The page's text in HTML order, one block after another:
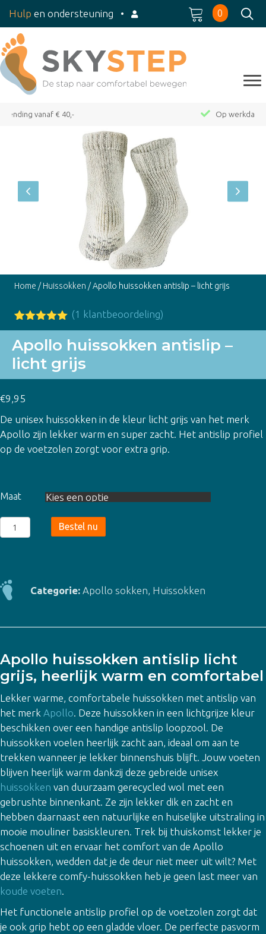
Hulp en ondersteuning • 0
Op werkdagen voor 15:00 besteld, dezelfde dag
Home / Huissokken / Apollo huissokken antislip – licht grijs
Gewaardeer
d
op
5
gebaseerd
op
1
klant
waardering
(1 klantbeoordeling)
Apollo huissokken antislip –
licht grijs
€9,95
De unisex huissokken in de kleur licht grijs van het merk
Apollo zijn lekker warm en super zacht. Het antislip profiel
op de voetzolen zorgt voor extra grip.
Maat
Apollo
huissokken
licht
grijs
Bestel nu
Categorie: Apollo sokken, Huissokken
Apollo huissokken antislip licht
grijs, heerlijk warm en comfortabel
Lekker warme, comfortabele huissokken met antislip van
het merk Apollo. Deze huissokken in een lichtgrijze kleur
beschikken over een handige antislip loopzool. De
huissokken voelen heerlijk zacht aan, ideaal om aan te
trekken wanneer je lekker binnenshuis blijft. Jouw voeten
blijven heerlijk warm dankzij deze gebreide unisex
huissokken van duurzaam gerecycled wol met een
gebrushte binnenkant. Ze zijn lekker dik en zacht en
hebben daarnaast een natuurlijke en huiselijke uitstraling in
mooie mouliner basiskleuren. Trek bij thuiskomst lekker je
schoenen uit en ervaar het comfort van de Apollo
huissokken, wedden dat je de deur niet meer uit wilt? Met
deze lekkere comfy-huissokken heb je geen last meer van
koude voeten.
Het functionele antislip profiel op de voetzolen zorgt dat
je ook grip hebt op een gladde vloer. De perfecte pasvorm